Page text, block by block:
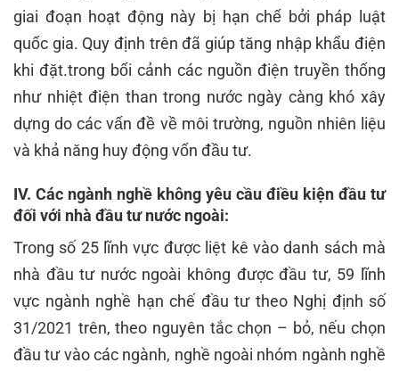
giai đoạn hoạt động này bị hạn chế bởi pháp luật
quốc gia. Quy định trên đã giúp tăng nhập khẩu điện
khi đặt.trong bối cảnh các nguồn điện truyền thống
như nhiệt điện than trong nước ngày càng khó xây
dựng do các vấn đề về môi trường, nguồn nhiên liệu
và khả năng huy động vốn đầu tư.
IV. Các ngành nghề không yêu cầu điều kiện đầu tư
đối với nhà đầu tư nước ngoài:
Trong số 25 lĩnh vực được liệt kê vào danh sách mà
nhà đầu tư nước ngoài không được đầu tư, 59 lĩnh
vực ngành nghề hạn chế đầu tư theo Nghị định số
31/2021 trên, theo nguyên tắc chọn – bỏ, nếu chọn
đầu tư vào các ngành, nghề ngoài nhóm ngành nghề